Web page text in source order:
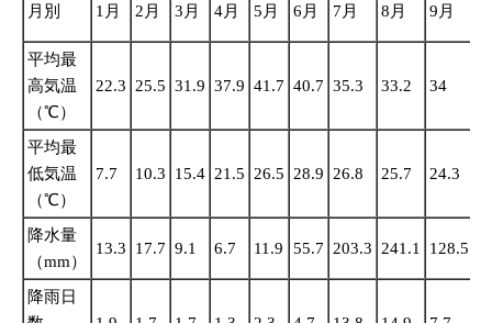
月別 1月 2月 3月 4月 5月 6月 7月 8月 9月
平均最
高気温
（℃）
22.3 25.5 31.9 37.9 41.7 40.7 35.3 33.2 34
平均最
低気温
（℃）
7.7 10.3 15.4 21.5 26.5 28.9 26.8 25.7 24.3
降水量
（mm）
13.3 17.7 9.1 6.7 11.9 55.7 203.3 241.1 128.5
降雨日